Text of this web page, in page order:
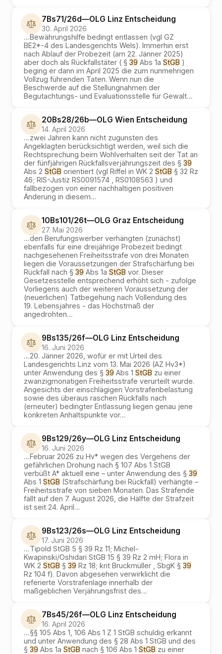
7Bs71/26d—OLG Linz Entscheidung
30. April 2026
…Bewährungshilfe bedingt entlassen (vgl GZ
BE2*-4 des Landesgerichts Wels). Immerhin erst
nach Ablauf der Probezeit (am 22. Jänner 2025)
aber doch als Rückfallstäter ( § 39 Abs 1a StGB )
beging er dann im April 2025 die zum nunmehrigen
Vollzug führenden Taten. Wenn nun die
Beschwerde auf die Stellungnahmen der
Begutachtungs- und Evaluationsstelle für Gewalt…
20Bs28/26b—OLG Wien Entscheidung
14. April 2026
…zwei Jahren kann nicht zugunsten des
Angeklagten berücksichtigt werden, weil sich die
Rechtsprechung beim Wohlverhalten seit der Tat an
der fünfjährigen Rückfallsverjährungszeit des § 39
Abs 2 StGB orientiert (vgl Riffel in WK 2 StGB § 32 Rz
46; RIS-Justiz RS0091574 , RS0108563 ) und
fallbezogen von einer nachhaltigen positiven
Änderung in diesem…
10Bs101/26t—OLG Graz Entscheidung
27. Mai 2026
…den Berufungswerber verhängten (zunächst)
ebenfalls für eine dreijährige Probezeit bedingt
nachgesehenen Freiheitsstrafe von drei Monaten
liegen die Voraussetzungen der Strafschärfung bei
Rückfall nach § 39 Abs 1a StGB vor. Dieser
Gesetzesstelle entsprechend erhöht sich - zufolge
Vorliegens auch der weiteren Voraussetzung der
(neuerlichen) Tatbegehung nach Vollendung des
19. Lebensjahres - das Höchstmaß der
angedrohten…
9Bs135/26f—OLG Linz Entscheidung
16. Juni 2026
…20. Jänner 2026, wofür er mit Urteil des
Landesgerichts Linz vom 13. Mai 2026 (AZ Hv3*)
unter Anwendung des § 39 Abs 1 StGB zu einer
zwanzigmonatigen Freiheitsstrafe verurteilt wurde.
Angesichts der einschlägigen Vorstrafenbelastung
sowie des überaus raschen Rückfalls nach
(erneuter) bedingter Entlassung liegen genau jene
konkreten Anhaltspunkte vor…
9Bs129/26y—OLG Linz Entscheidung
16. Juni 2026
…Februar 2026 zu Hv* wegen des Vergehens der
gefährlichen Drohung nach § 107 Abs 1 StGB
verbüßt A* aktuell eine – unter Anwendung des § 39
Abs 1 StGB (Strafschärfung bei Rückfall) verhängte –
Freiheitsstrafe von sieben Monaten. Das Strafende
fällt auf den 7. August 2026, die Hälfte der Strafzeit
ist seit 24. April…
9Bs123/26s—OLG Linz Entscheidung
17. Juni 2026
…Tipold StGB 5 § 39 Rz 11; Michel-
Kwapinski/Oshidari StGB 15 § 39 Rz 2 mH; Flora in
WK 2 StGB § 39 Rz 18; krit Bruckmüller , SbgK § 39
Rz 104 f). Davon abgesehen verwirklicht die
referierte Vorstrafenlage innerhalb der
maßgeblichen Verjährungsfrist des…
7Bs45/26f—OLG Linz Entscheidung
16. April 2026
…§§ 105 Abs 1, 106 Abs 1 Z 1 StGB schuldig erkannt
und unter Anwendung des § 28 Abs 1 StGB und des
§ 39 Abs 1a StGB nach § 106 Abs 1 StGB zu einer